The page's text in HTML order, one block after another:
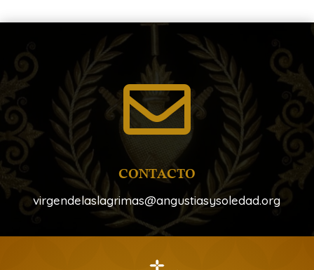

CONTACTO
virgendelaslagrimas@angustiasysoledad.org